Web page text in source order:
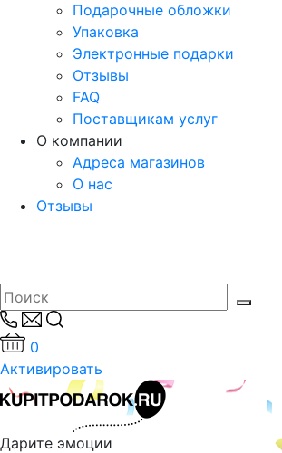
Подарочные обложки
Упаковка
Электронные подарки
Отзывы
FAQ
Поставщикам услуг
О компании
Адреса магазинов
О нас
Отзывы
0
Активировать
Дарите эмоции